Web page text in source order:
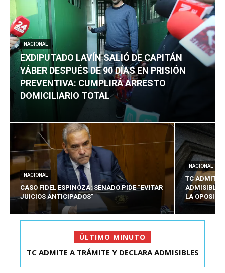
NACIONAL
EXDIPUTADO LAVÍN SALIÓ DE CAPITÁN
YÁBER DESPUÉS DE 90 DÍAS EN PRISIÓN
PREVENTIVA: CUMPLIRÁ ARRESTO
DOMICILIARIO TOTAL
NACIONAL
CASO FIDEL ESPINOZA: SENADO PIDE “EVITAR
JUICIOS ANTICIPADOS”
NACIONAL
TC ADMITE
ADMISIBLES
LA
ÚLTIMO MINUTO
EXDIPUTADO LAVÍN SALIÓ DE CAPITÁN YÁBER
TC ADMITE A TRÁMITE Y DECLARA ADMISIBLES